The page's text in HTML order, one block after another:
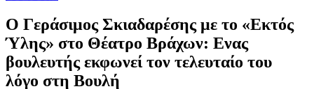
Ο Γεράσιμος Σκιαδαρέσης με το «Εκτός
Ύλης» στο Θέατρο Βράχων: Ενας
βουλευτής εκφωνεί τον τελευταίο του
λόγο στη Βουλή